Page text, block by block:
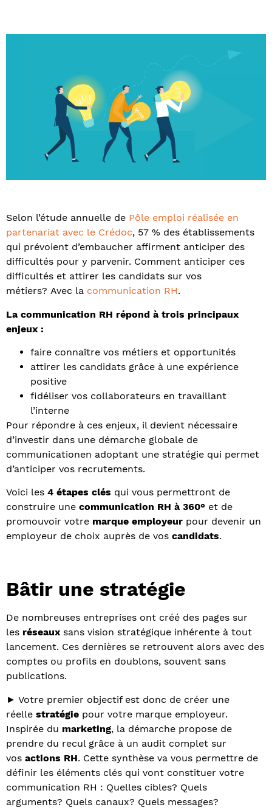
Selon l’étude annuelle de Pôle emploi réalisée en
partenariat avec le Crédoc, 57 % des établissements
qui prévoient d’embaucher affirment anticiper des
difficultés pour y parvenir. Comment anticiper ces
difficultés et attirer les candidats sur vos
métiers? Avec la communication RH.
La communication RH répond à trois principaux
enjeux :
faire connaître vos métiers et opportunités
attirer les candidats grâce à une expérience
positive
fidéliser vos collaborateurs en travaillant
l’interne
Pour répondre à ces enjeux, il devient nécessaire
d’investir dans une démarche globale de
communicationen adoptant une stratégie qui permet
d’anticiper vos recrutements.
Voici les 4 étapes clés qui vous permettront de
construire une communication RH à 360° et de
promouvoir votre marque employeur pour devenir un
employeur de choix auprès de vos candidats.
Bâtir une stratégie
De nombreuses entreprises ont créé des pages sur
les réseaux sans vision stratégique inhérente à tout
lancement. Ces dernières se retrouvent alors avec des
comptes ou profils en doublons, souvent sans
publications.
► Votre premier objectif est donc de créer une
réelle stratégie pour votre marque employeur.
Inspirée du marketing, la démarche propose de
prendre du recul grâce à un audit complet sur
vos actions RH. Cette synthèse va vous permettre de
définir les éléments clés qui vont constituer votre
communication RH : Quelles cibles? Quels
arguments? Quels canaux? Quels messages?